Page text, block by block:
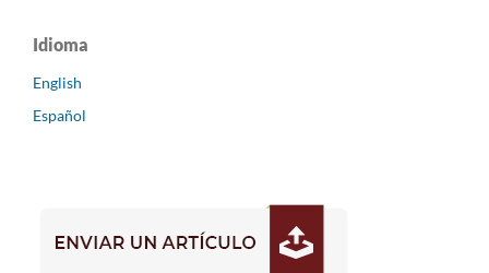
Idioma
English
Español